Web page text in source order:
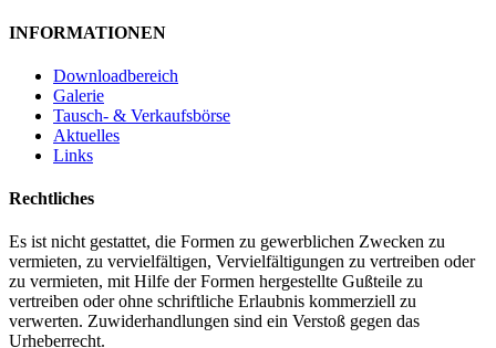
INFORMATIONEN
Downloadbereich
Galerie
Tausch- & Verkaufsbörse
Aktuelles
Links
Rechtliches
Es ist nicht gestattet, die Formen zu gewerblichen Zwecken zu
vermieten, zu vervielfältigen, Vervielfältigungen zu vertreiben oder
zu vermieten, mit Hilfe der Formen hergestellte Gußteile zu
vertreiben oder ohne schriftliche Erlaubnis kommerziell zu
verwerten. Zuwiderhandlungen sind ein Verstoß gegen das
Urheberrecht.